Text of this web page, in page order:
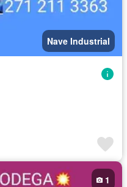
Nave Industrial
1